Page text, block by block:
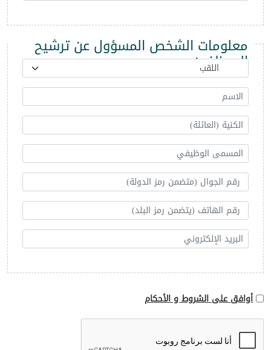
معلومات الشخص المسؤول عن ترشيح
الموظفين
أوافق على الشروط و الأحكام